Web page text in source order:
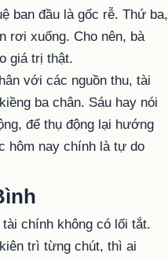
ban đầu là gốc rễ. Thứ ba,
rơi xuống. Cho nên, bà
giá trị thật.
với các nguồn thu, tài
ba chân. Sáu hay nói
để thụ động lại hướng
hôm nay chính là tự do
chính không có lối tắt.
trì từng chút, thì ai